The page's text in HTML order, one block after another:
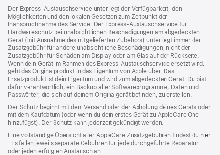
neues
Fenster)
neues
Fenster)
Der Express-Austauschservice unterliegt der Verfügbarkeit, den
Möglichkeiten und den lokalen Gesetzen zum Zeitpunkt der
Inanspruchnahme des Service. Der Express-Austauschservice für
Hardwareschutz bei unabsichtlichen Beschädigungen am abgedeckten
Gerät (mit Ausnahme des mitgelieferten Zubehörs) unterliegt immer der
Zusatzgebühr für andere unabsichtliche Beschädigungen, nicht der
Zusatzgebühr für Schäden am Display oder am Glas auf der Rückseite.
Wenn dein Gerät im Rahmen des Express-Austauschservice ersetzt wird,
geht das Originalprodukt in das Eigentum von Apple über. Das
Ersatzprodukt ist dein Eigentum und wird zum abgedeckten Gerät. Du bist
dafür verantwortlich, ein Backup aller Softwareprogramme, Daten und
Passwörter, die sich auf deinem Originalgerät befinden, zu erstellen.
Der Schutz beginnt mit dem Versand oder der Abholung deines Geräts oder
mit dem Kaufdatum (oder wenn du dein erstes Gerät zu AppleCare One
hinzufügst). Der Schutz kann jederzeit gekündigt werden.
Eine vollständige Übersicht aller AppleCare Zusatzgebühren findest du hier
(Öffnet
ein
. Es fallen jeweils separate Gebühren für jede durchgeführte Reparatur
oder jeden erfolgten Austausch an.